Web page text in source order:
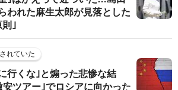
われた麻生太郎が見落とした
｣
れていた
行くな｣と煽った悲惨な結
ツアー｣でロシアに向かった